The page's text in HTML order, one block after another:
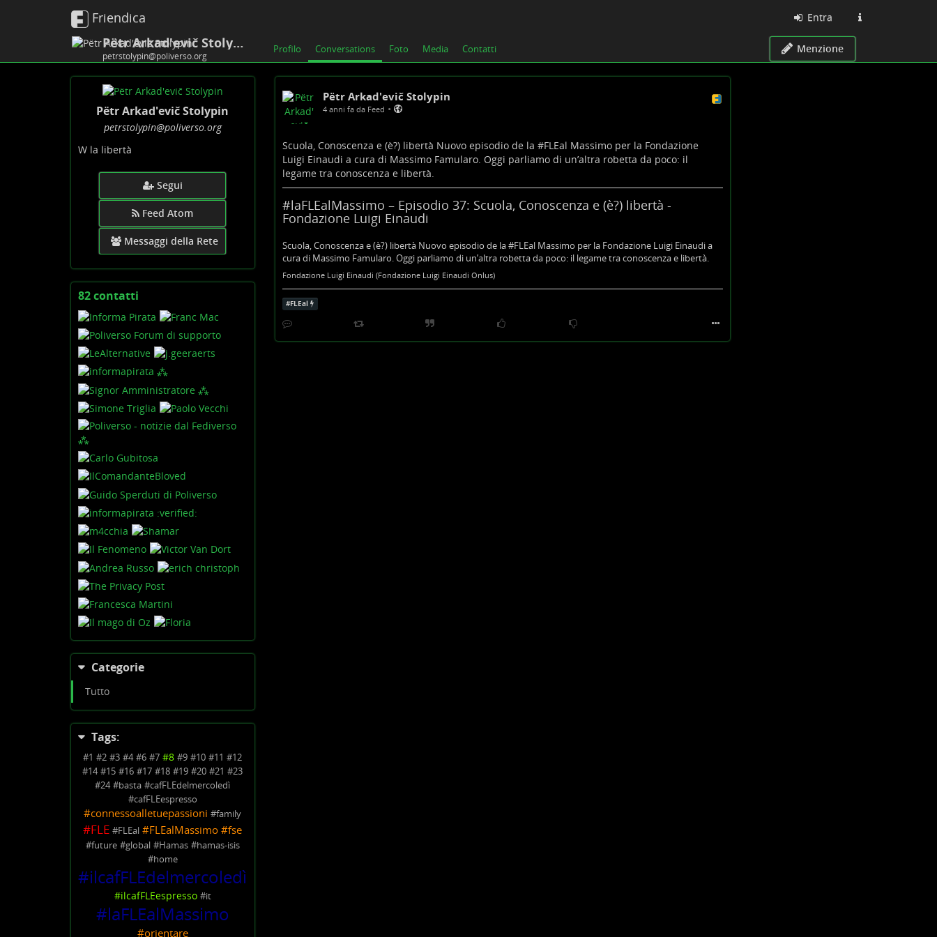
Friendica Entra
Pëtr Arkad'evič Stolypin
petrstolypin@poliverso.org
Profilo Conversations Foto Media Contatti Menzione
Pëtr Arkad'evič Stolypin
petrstolypin@poliverso.org
W la libertà
Segui
Feed Atom
Messaggi della Rete
82 contatti
contatti
Categorie
Tutto
Tags:
#1 #2 #3 #4 #6 #7 #8 #9 #10 #11 #12
#14 #15 #16 #17 #18 #19 #20 #21 #23
#24 #basta #cafFLEdelmercoledì
#cafFLEespresso
#connessoalletuepassioni #family
#FLE #FLEal #FLEalMassimo #fse
#future #global #Hamas #hamas-isis
#home
#ilcafFLEdelmercoledì
#ilcafFLEespresso #it
#laFLEalMassimo
#orientare
Pëtr Arkad'evič Stolypin
4 anni fa da Feed •
Scuola, Conoscenza e (è?) libertà Nuovo episodio de la #FLEal Massimo per la Fondazione
Luigi Einaudi a cura di Massimo Famularo. Oggi parliamo di un’altra robetta da poco: il
legame tra conoscenza e libertà.
#laFLEalMassimo – Episodio 37: Scuola, Conoscenza e (è?) libertà -
Fondazione Luigi Einaudi
Scuola, Conoscenza e (è?) libertà Nuovo episodio de la #FLEal Massimo per la Fondazione Luigi Einaudi a
cura di Massimo Famularo. Oggi parliamo di un’altra robetta da poco: il legame tra conoscenza e libertà.
Fondazione Luigi Einaudi (Fondazione Luigi Einaudi Onlus)
#FLEal